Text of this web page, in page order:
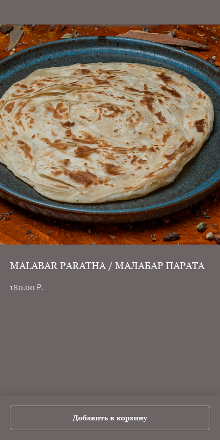
MALABAR PARATHA / МАЛАБАР ПАРАТА
180.00 ₽.
Добавить в корзину